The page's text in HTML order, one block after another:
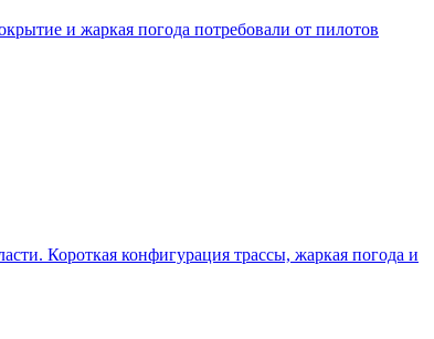
и жаркая погода потребовали от пилотов
Короткая конфигурация трассы, жаркая погода и